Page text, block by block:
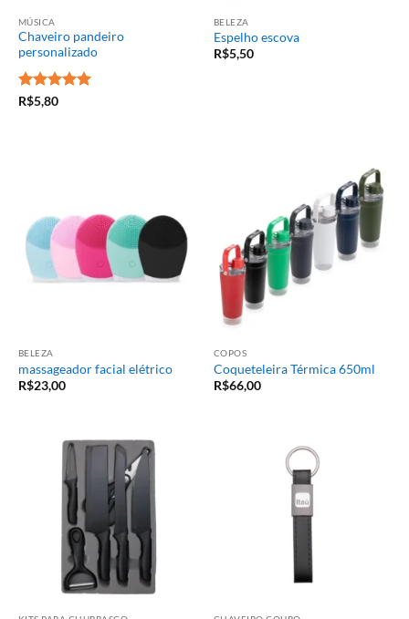
MÚSICA
Chaveiro pandeiro
personalizado
Avaliação
R$5,80
BELEZA
Espelho escova
R$5,50
BELEZA
massageador facial elétrico
R$23,00
COPOS
Coqueteleira Térmica 650ml
R$66,00